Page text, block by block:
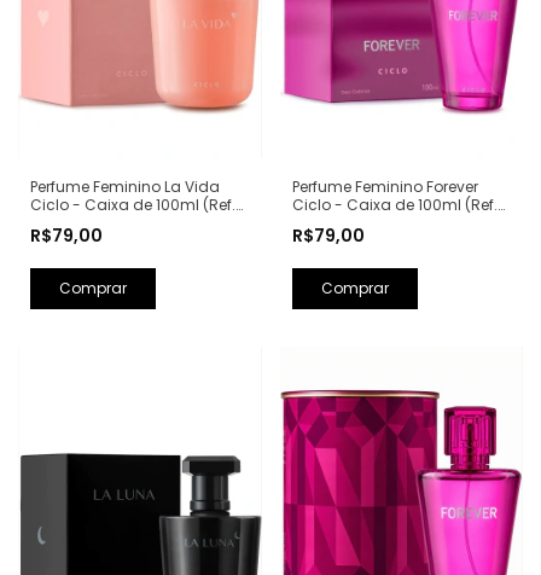
Perfume Feminino La Vida
Ciclo - Caixa de 100ml (Ref.
Lancôme)
R$79,00
Perfume Feminino Forever
Ciclo - Caixa de 100ml (Ref.
Spears)
R$79,00